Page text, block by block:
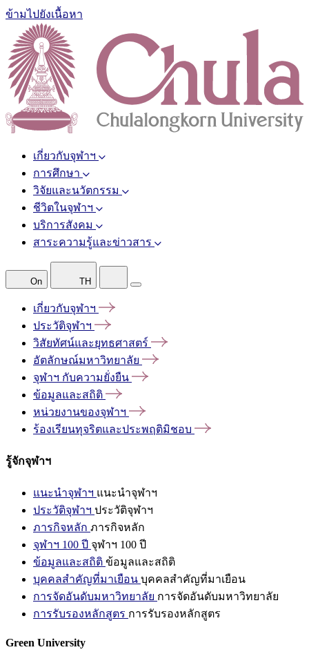
ข้ามไปยังเนื้อหา
เกี่ยวกับจุฬาฯ
การศึกษา
วิจัยและนวัตกรรม
ชีวิตในจุฬาฯ
บริการสังคม
สาระความรู้และข่าวสาร
On TH
เกี่ยวกับจุฬาฯ
ประวัติจุฬาฯ
วิสัยทัศน์และยุทธศาสตร์
อัตลักษณ์มหาวิทยาลัย
จุฬาฯ กับความยั่งยืน
ข้อมูลและสถิติ
หน่วยงานของจุฬาฯ
ร้องเรียนทุจริตและประพฤติมิชอบ
รู้จักจุฬาฯ
แนะนำจุฬาฯ แนะนำจุฬาฯ
ประวัติจุฬาฯ ประวัติจุฬาฯ
ภารกิจหลัก ภารกิจหลัก
จุฬาฯ 100 ปี จุฬาฯ 100 ปี
ข้อมูลและสถิติ ข้อมูลและสถิติ
บุคคลสำคัญที่มาเยือน บุคคลสำคัญที่มาเยือน
การจัดอันดับมหาวิทยาลัย การจัดอันดับมหาวิทยาลัย
การรับรองหลักสูตร การรับรองหลักสูตร
Green University